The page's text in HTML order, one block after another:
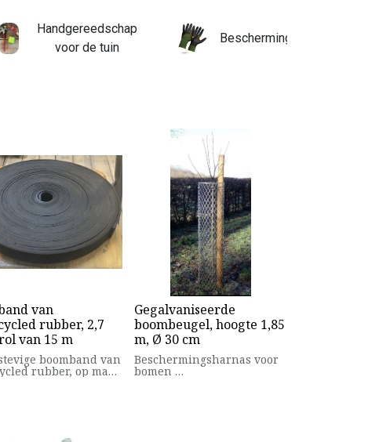
Handgereedschap
voor de tuin
Beschermingsmiddelen
van
rubber, 2,7
van 15 m
boomband van
rubber, op maat
Gegalvaniseerde
boombeugel, hoogte 1,85
m, Ø 30 cm
Beschermingsharnas voor
bomen